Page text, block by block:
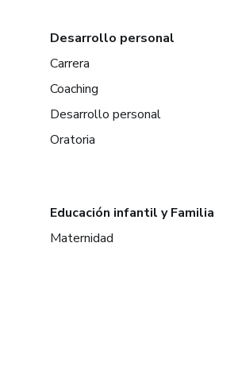
Desarrollo personal
Carrera
Coaching
Desarrollo personal
Oratoria
Educación infantil y Familia
Maternidad